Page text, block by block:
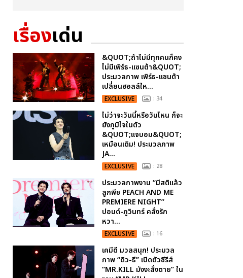
เรื่องเด่น
&QUOT;ถ้าไม่มีทุกคนก็คง
ไม่มีเพิร์ธ-แซนต้า&QUOT;
ประมวลภาพ เพิร์ธ-แซนต้า
เปลี่ยนฮอลล์ให...
EXCLUSIVE : 34
ไม่ว่าจะวันนี้หรือวันไหน ก็จะ
ยังภูมิใจในตัว
&QUOT;แจบอม&QUOT;
เหมือนเดิม! ประมวลภาพ
JA...
EXCLUSIVE : 28
ประมวลภาพงาน “มีสติแล้ว
ลูกพีช PEACH AND ME
PREMIERE NIGHT”
ปอนด์-ภูวินทร์ คลั่งรัก
หวา...
EXCLUSIVE : 16
เคมีดี มวลสนุก! ประมวล
ภาพ “ดิว-ธี” เปิดตัวซีรีส์
“MR.KILL มังงะสั่งตาย” ใน